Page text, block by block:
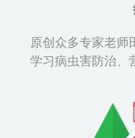
原创众多专家老师
学习病虫害防治、